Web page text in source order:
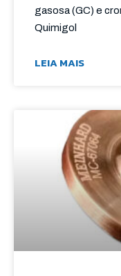
gasosa (GC) e
Quimigol
LEIA MAIS